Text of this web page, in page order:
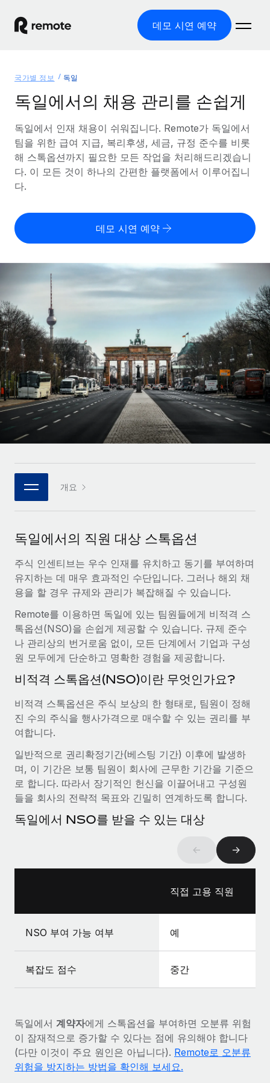
데모 시연 예약
글로벌 고용
글로벌 급여
규정을 준수하며 급여 지급을 손쉽게 처리
전 세계에서 규정을 준수하며 계약자 고용
계약자 관리
전 세계 계약자의 온보딩 및 관리
PEO
복잡한 고용 업무를 아웃소싱
인프라
Remote 통합
HR을 워크플로에 매끄럽게 통합
플랫폼
팀을 위한 통합된 핵심 HR 기능
서비스
전문가 상담
글로벌 인사 및 규정 준수 업무 처리에 전문가 지원 제공
신원 조사
채용 후보자 심사 프로세스 간소화
Compliance Watchtower
규정 준수 관련 위험에 선제적으로 대응
전 세계 IT 장비 제공 및 추적 관리
법인 설립
글로벌 인재 이동 및 전근
직원 해외 이전을 간편하게 처리
복리후생
글로벌 서비스 제공
국가별 정보
미국 주별 정보
미국 모든 주 전역에서 채용 업무를 간소화
다른 업체들과 비교해보기
성장 단계
스타트업
성장하는 기업을 위한 민첩한 글로벌 HR 및 급여 솔루션
중견기업
맞춤형 HR 솔루션으로 팀 확장
엔터프라이즈
대기업을 위한 글로벌 HR
전략적 기술 파트너
플랫폼에 글로벌 HR을 유연하게 통합
통합 및 AI 자동화 컨설팅
사례 연구
AI 분야의 선구자인 Weaviate가 Remote와 협력하여
조직 규모를 120% 성장시킨 방법
구축합니다. 이 회사의 미션은 전 세계 개발자 및 운영자
(DevOps/MLOps)에게 AI 네이티브...
자세히 알아보기
계약직 관리와 급여 업무를 위해 Remote와 전략적 파
트너십을 맺은 Reverse Tech
Reverse Tech 한눈에 보기 건강 및 웰니스 스타트업인 Reverse
급여 관리를 통해 국제 노동법...
리소스
국가별 직원 오분류 리스크 확인
계약자 지급 계산기
글로벌 계약직을 위한 통화 옵션과 지급 소요 시간 확인
REMOTE와 함께 배우기
리서치 및 가이드
사례 연구
HR 용어집
체크리스트 및 템플릿
웨비나
이벤트
인사이트 센터
지원받기
모든 리소스 보기
블로그
글로벌 급여
EOR 및 PEO
계약자 관리
세금
블로그 둘러보기
블로그
Remote 제품 관련 소식: Gusto 및 Xero와의 통합과
장 적합 사람을 찾아 채용 및 관리하고 급여를 지급하도록 돕는 것
입니다. 이를 위해 최근 몇 주 동안 새로운...
자세히 알아보기
채용을 확장한 방법
에게는 흥미롭고 전문적인 비디오 제작이 어느 때보다 중요해졌습
니다. 그러나 대부분의 회사들은 그렇게 높은 품질의...
자세히 알아보기
요금
English
Nederlands
Français
Deutsch
Español
Italiano
Português (Portugal)
한국어
로그인
국가별 정보 독일
독일에서의 채용 관리를 손쉽게
독일에서 인재 채용이 쉬워집니다. Remote가 독일에서
팀을 위한 급여 지급, 복리후생, 세금, 규정 준수를 비롯
해 스톡옵션까지 필요한 모든 작업을 처리해드리겠습니
다. 이 모든 것이 하나의 간편한 플랫폼에서 이루어집니
다.
데모 시연 예약
개요
독일에서의 직원 대상 스톡옵션
주식 인센티브는 우수 인재를 유치하고 동기를 부여하며
유지하는 데 매우 효과적인 수단입니다. 그러나 해외 채
용을 할 경우 규제와 관리가 복잡해질 수 있습니다.
Remote를 이용하면 독일에 있는 팀원들에게 비적격 스
톡옵션(NSO)을 손쉽게 제공할 수 있습니다. 규제 준수
나 관리상의 번거로움 없이, 모든 단계에서 기업과 구성
원 모두에게 단순하고 명확한 경험을 제공합니다.
비적격 스톡옵션(NSO)이란 무엇인가요?
비적격 스톡옵션은 주식 보상의 한 형태로, 팀원이 정해
진 수의 주식을 행사가격으로 매수할 수 있는 권리를 부
여합니다.
일반적으로 권리확정기간(베스팅 기간) 이후에 발생하
며, 이 기간은 보통 팀원이 회사에 근무한 기간을 기준으
로 합니다. 따라서 장기적인 헌신을 이끌어내고 구성원
들을 회사의 전략적 목표와 긴밀히 연계하도록 합니다.
독일에서 NSO를 받을 수 있는 대상
← →
직접 고용 직원
NSO 부여 가능 여부 예
복잡도 점수 중간
독일에서 계약자에게 스톡옵션을 부여하면 오분류 위험
이 잠재적으로 증가할 수 있다는 점에 유의해야 합니다
(다만 이것이 주요 원인은 아닙니다). Remote로 오분류
위험을 방지하는 방법을 확인해 보세요.